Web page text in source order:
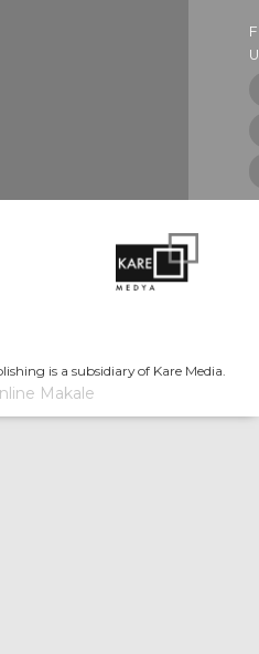
is a subsidiary of Kare Media.
Makale